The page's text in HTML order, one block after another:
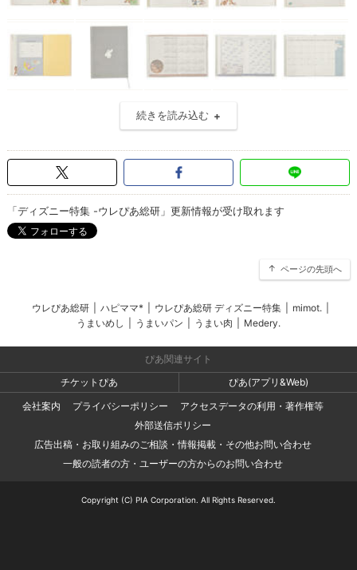
続きを読み込む
「ディズニー特集 -ウレぴあ総研」更新情報が受け取れます
ページの先頭へ
ウレぴあ総研 ハピママ* ウレぴあ総研 ディズニー特集 mimot.
うまいめし
うまいパン うまい肉 Medery.
ぴあ関連サイト
チケットぴあ
ぴあ(アプリ&Web)
会社案内
プライバシーポリシー
アクセスデータの利用・著作権等
外部送信ポリシー
広告出稿・お取り組みのご相談・情報掲載・その他お問い合わせ
一般の読者の方・ユーザーの方からのお問い合わせ
Copyright (C) PIA Corporation. All Rights Reserved.